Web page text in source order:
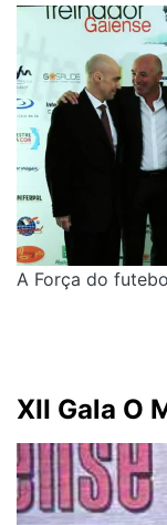
A Força do
XII Gala O